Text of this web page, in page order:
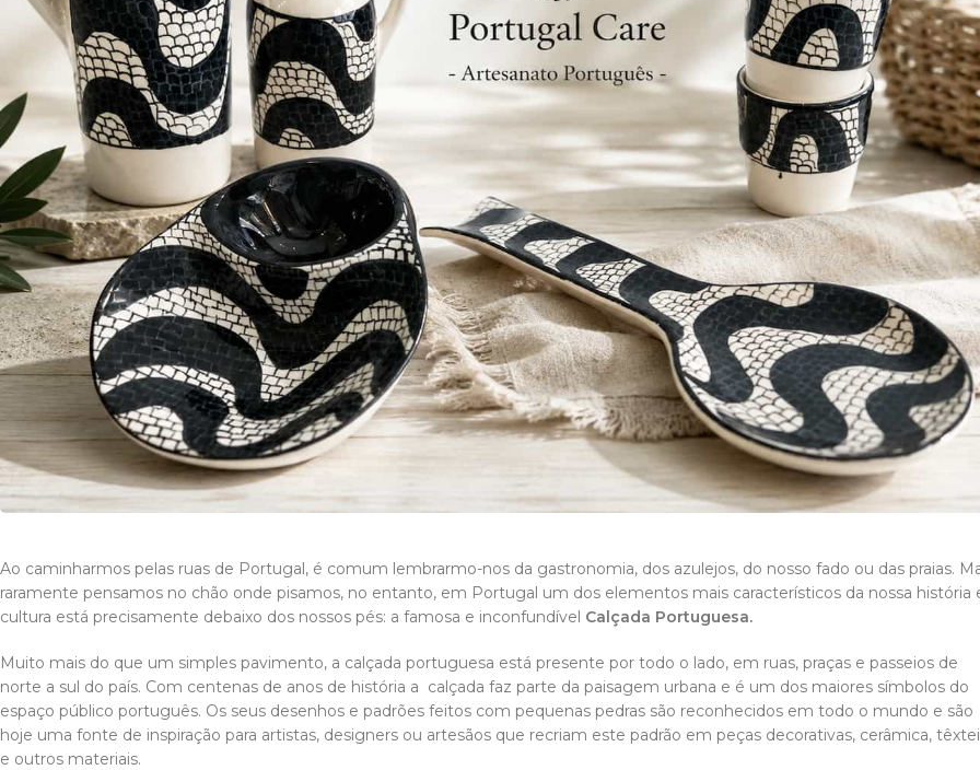
Ao caminharmos pelas ruas de Portugal, é comum lembrarmo-nos da gastronomia, dos azulejos, do nosso fado ou das praias.
raramente pensamos no chão onde pisamos, no entanto, em Portugal um dos elementos mais característicos da nossa história
cultura está precisamente debaixo dos nossos pés: a famosa e inconfundível Calçada Portuguesa.
Muito mais do que um simples pavimento, a calçada portuguesa está presente por todo o lado, em ruas, praças e passeios de
norte a sul do país. Com centenas de anos de história a calçada faz parte da paisagem urbana e é um dos maiores símbolos do
espaço público português. Os seus desenhos e padrões feitos com pequenas pedras são reconhecidos em todo o mundo e são
hoje uma fonte de inspiração para artistas, designers ou artesãos que recriam este padrão em peças decorativas, cerâmica,
e outros materiais.